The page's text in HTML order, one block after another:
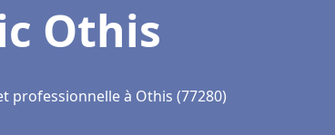
Othis
professionnelle à Othis (77280)